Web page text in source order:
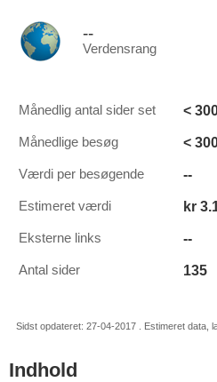
--
Verdensrang
Månedlig antal sider set <
Månedlige besøg <
Værdi per besøgende --
Estimeret værdi kr
Eksterne links --
Antal sider 135
Sidst opdateret: 27-04-2017 . Estimeret data,
Indhold